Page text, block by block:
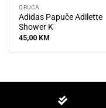
OBUĆA
Adidas Papuče Adilette
Shower K
45,00 KM